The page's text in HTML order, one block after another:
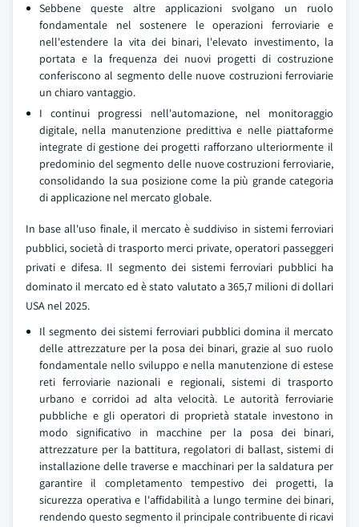
Sebbene queste altre applicazioni svolgano un ruolo
fondamentale nel sostenere le operazioni ferroviarie e
nell'estendere la vita dei binari, l'elevato investimento, la
portata e la frequenza dei nuovi progetti di costruzione
conferiscono al segmento delle nuove costruzioni ferroviarie
un chiaro vantaggio.
I continui progressi nell'automazione, nel monitoraggio
digitale, nella manutenzione predittiva e nelle piattaforme
integrate di gestione dei progetti rafforzano ulteriormente il
predominio del segmento delle nuove costruzioni ferroviarie,
consolidando la sua posizione come la più grande categoria
di applicazione nel mercato globale.
In base all'uso finale, il mercato è suddiviso in sistemi ferroviari
pubblici, società di trasporto merci private, operatori passeggeri
privati e difesa. Il segmento dei sistemi ferroviari pubblici ha
dominato il mercato ed è stato valutato a 365,7 milioni di dollari
USA nel 2025.
Il segmento dei sistemi ferroviari pubblici domina il mercato
delle attrezzature per la posa dei binari, grazie al suo ruolo
fondamentale nello sviluppo e nella manutenzione di estese
reti ferroviarie nazionali e regionali, sistemi di trasporto
urbano e corridoi ad alta velocità. Le autorità ferroviarie
pubbliche e gli operatori di proprietà statale investono in
modo significativo in macchine per la posa dei binari,
attrezzature per la battitura, regolatori di ballast, sistemi di
installazione delle traverse e macchinari per la saldatura per
garantire il completamento tempestivo dei progetti, la
sicurezza operativa e l'affidabilità a lungo termine dei binari,
rendendo questo segmento il principale contribuente di ricavi